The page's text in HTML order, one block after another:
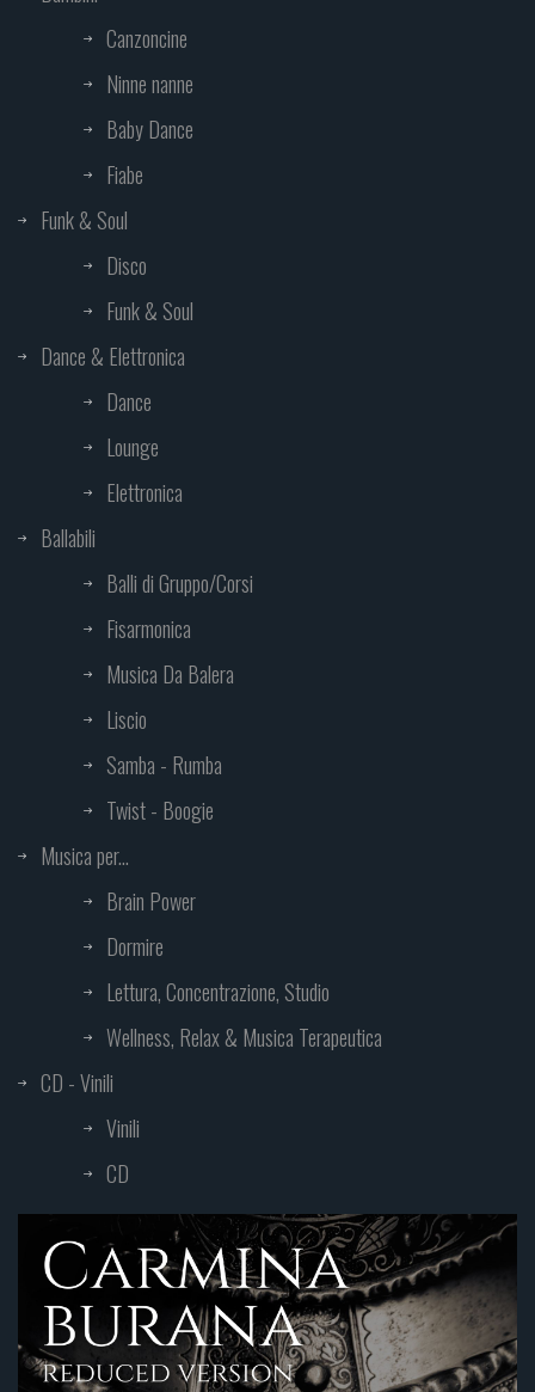
Canzoncine
Ninne nanne
Baby Dance
Fiabe
Funk & Soul
Disco
Funk & Soul
Dance & Elettronica
Dance
Lounge
Elettronica
Ballabili
Balli di Gruppo/Corsi
Fisarmonica
Musica Da Balera
Liscio
Samba - Rumba
Twist - Boogie
Musica per...
Brain Power
Dormire
Lettura, Concentrazione, Studio
Wellness, Relax & Musica Terapeutica
CD - Vinili
Vinili
CD